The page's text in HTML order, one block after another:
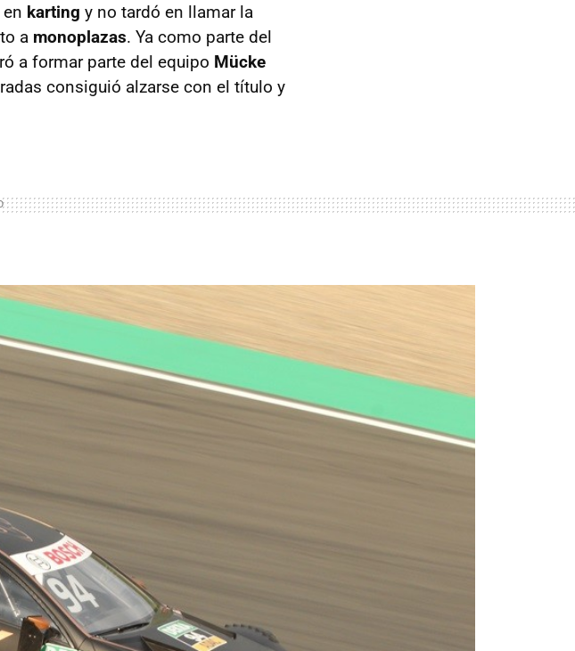
karting y no tardó en llamar la
a monoplazas. Ya como parte del
a formar parte del equipo Mücke
consiguió alzarse con el título y